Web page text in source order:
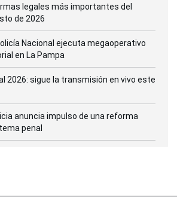
legales más importantes del
de 2026
Nacional ejecuta megaoperativo
en La Pampa
2026: sigue la transmisión en vivo este
anuncia impulso de una reforma
penal